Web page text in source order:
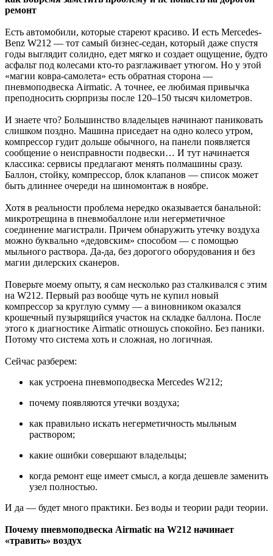
ремонт
Есть автомобили, которые стареют красиво. И есть Mercedes-
Benz W212 — тот самый бизнес-седан, который даже спустя
годы выглядит солидно, едет мягко и создает ощущение, будто
асфальт под колесами кто-то разглаживает утюгом. Но у этой
«магии ковра-самолета» есть обратная сторона —
пневмоподвеска Airmatic. А точнее, ее любимая привычка
преподносить сюрпризы после 120–150 тысяч километров.
И знаете что? Большинство владельцев начинают паниковать
слишком поздно. Машина приседает на одно колесо утром,
компрессор гудит дольше обычного, на панели появляется
сообщение о неисправности подвески… И тут начинается
классика: сервисы предлагают менять полмашины сразу.
Баллон, стойку, компрессор, блок клапанов — список может
быть длиннее очереди на шиномонтаж в ноябре.
Хотя в реальности проблема нередко оказывается банальной:
микротрещина в пневмобаллоне или негерметичное
соединение магистрали. Причем обнаружить утечку воздуха
можно буквально «дедовским» способом — с помощью
мыльного раствора. Да-да, без дорогого оборудования и без
магии дилерских сканеров.
Поверьте моему опыту, я сам несколько раз сталкивался с этим
на W212. Первый раз вообще чуть не купил новый
компрессор за круглую сумму — а виновником оказался
крошечный пузырящийся участок на складке баллона. После
этого к диагностике Airmatic отношусь спокойно. Без паники.
Потому что система хоть и сложная, но логичная.
Сейчас разберем:
как устроена пневмоподвеска Mercedes W212;
почему появляются утечки воздуха;
как правильно искать негерметичность мыльным
раствором;
какие ошибки совершают владельцы;
когда ремонт еще имеет смысл, а когда дешевле заменить
узел полностью.
И да — будет много практики. Без воды и теории ради теории.
Почему пневмоподвеска Airmatic на W212 начинает
«травить» воздух